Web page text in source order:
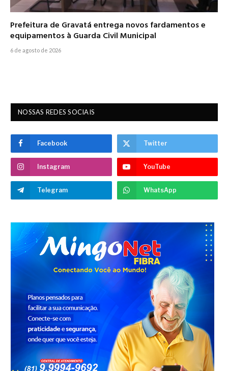
Prefeitura de Gravatá entrega novos fardamentos e
equipamentos à Guarda Civil Municipal
6 de agosto de 2026
NOSSAS REDES SOCIAIS
Facebook Twitter
Instagram YouTube
Telegram WhatsApp